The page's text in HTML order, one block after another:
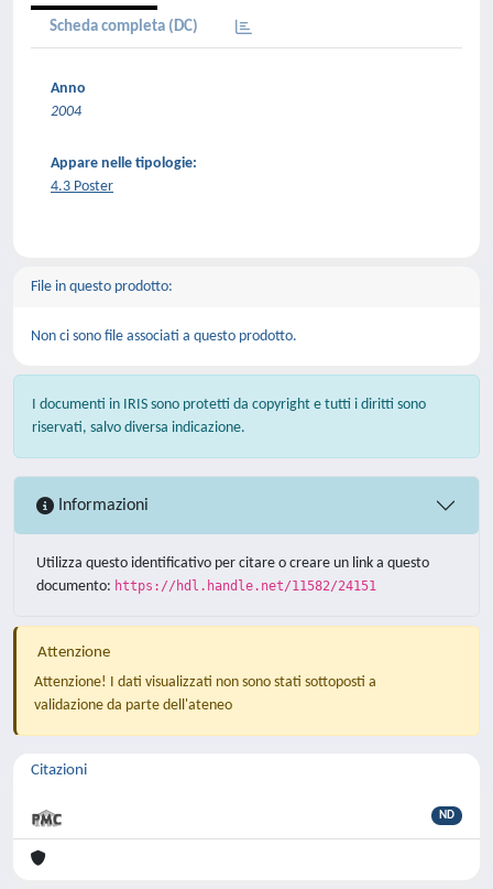
Scheda completa (DC)
Anno
2004
Appare nelle tipologie:
4.3 Poster
File in questo prodotto:
Non ci sono file associati a questo prodotto.
I documenti in IRIS sono protetti da copyright e tutti i diritti sono
riservati, salvo diversa indicazione.
Informazioni
Utilizza questo identificativo per citare o creare un link a questo
documento: https://hdl.handle.net/11582/24151
Attenzione
Attenzione! I dati visualizzati non sono stati sottoposti a
validazione da parte dell'ateneo
Citazioni
ND